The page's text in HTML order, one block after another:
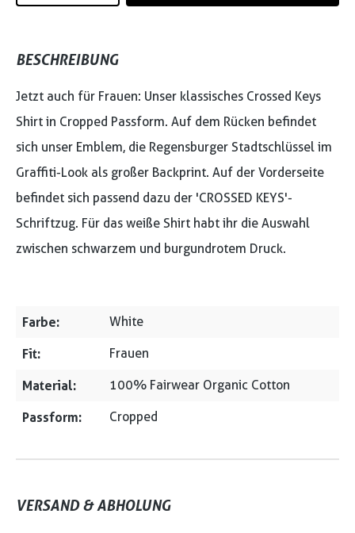
BESCHREIBUNG
Jetzt auch für Frauen: Unser klassisches Crossed Keys
Shirt in Cropped Passform. Auf dem Rücken befindet
sich unser Emblem, die Regensburger Stadtschlüssel im
Graffiti-Look als großer Backprint. Auf der Vorderseite
befindet sich passend dazu der 'CROSSED KEYS'-
Schriftzug. Für das weiße Shirt habt ihr die Auswahl
zwischen schwarzem und burgundrotem Druck.
Farbe: White
Fit: Frauen
Material: 100% Fairwear Organic Cotton
Passform: Cropped
VERSAND & ABHOLUNG